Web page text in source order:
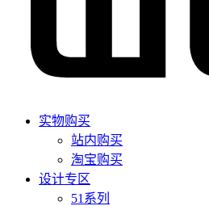
实物购买
站内购买
淘宝购买
设计专区
51系列